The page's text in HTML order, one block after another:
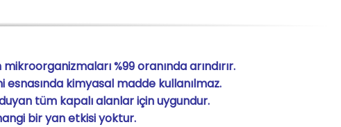
%99 oranında arındırır.
esnasında kimyasal madde kullanılmaz.
tüm kapalı alanlar için uygundur.
bir yan etkisi yoktur.